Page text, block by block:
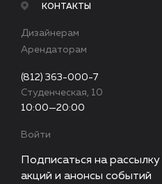
КОНТАКТЫ
Дизайнерам
Арендаторам
(812) 363-000-7
Студенческая, 10
10:00—20:00
Войти
Подписаться на рассылку
акций и анонсы событий